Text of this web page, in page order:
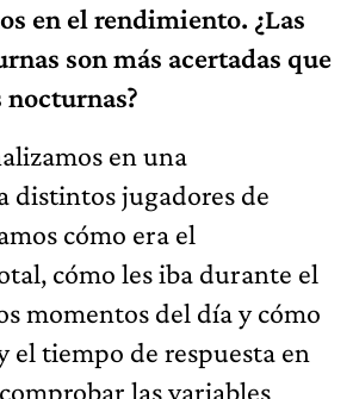
en el rendimiento. ¿Las
son más acertadas que
en una
distintos jugadores de
cómo era el
cómo les iba durante el
momentos del día y cómo
el tiempo de respuesta en
las variables